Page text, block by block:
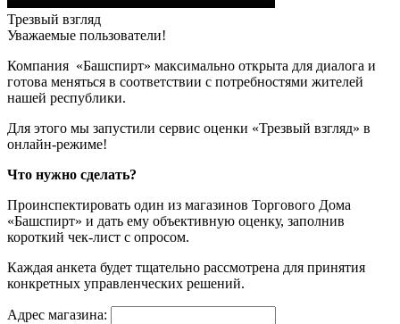
Трезвый взгляд
Уважаемые пользователи!
Компания «Башспирт» максимально открыта для диалога и
готова меняться в соответствии с потребностями жителей
нашей республики.
Для этого мы запустили сервис оценки «Трезвый взгляд» в
онлайн-режиме!
Что нужно сделать?
Проинспектировать один из магазинов Торгового Дома
«Башспирт» и дать ему объективную оценку, заполнив
короткий чек-лист с опросом.
Каждая анкета будет тщательно рассмотрена для принятия
конкретных управленческих решений.
Адрес магазина: